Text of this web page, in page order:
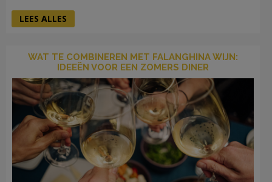
LEES ALLES
WAT TE COMBINEREN MET FALANGHINA WIJN:
IDEEËN VOOR EEN ZOMERS DINER